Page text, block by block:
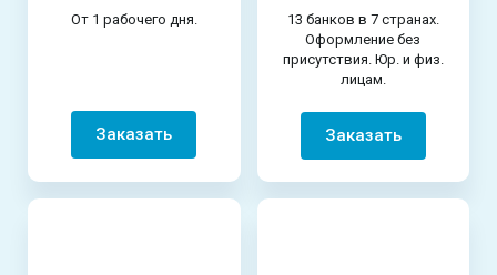
От 1 рабочего дня.
Заказать
13 банков в 7 странах.
Оформление без
присутствия. Юр. и физ.
лицам.
Заказать